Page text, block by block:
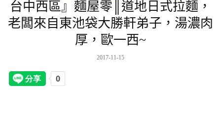
台中西區』麵屋零║道地日式拉麵，
老闆來自東池袋大勝軒弟子，湯濃肉
厚，歐一西~
2017-11-15